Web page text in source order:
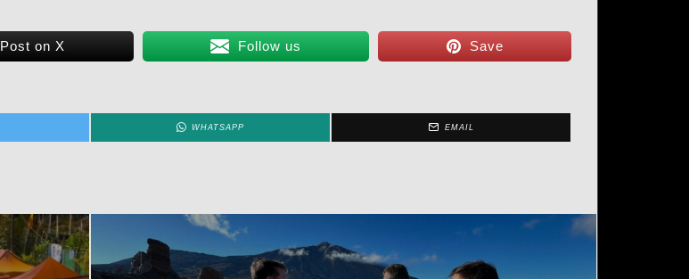
Post on X Follow us Save
WHATSAPP EMAIL